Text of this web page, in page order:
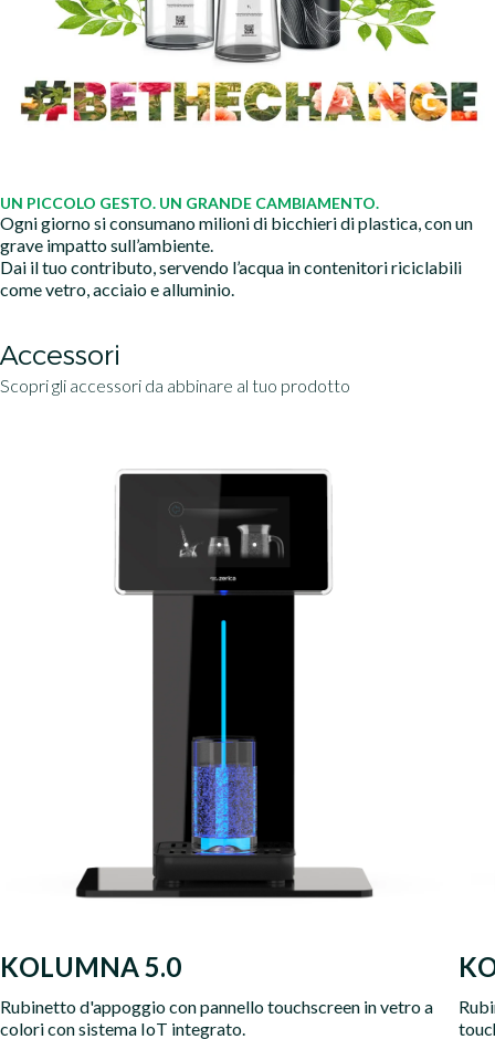
UN PICCOLO GESTO. UN GRANDE CAMBIAMENTO.
Ogni giorno si consumano milioni di bicchieri di plastica, con un
grave impatto sull’ambiente.
Dai il tuo contributo, servendo l’acqua in contenitori riciclabili
come vetro, acciaio e alluminio.
Accessori
Scopri gli accessori da abbinare al tuo prodotto
KOLUMNA 5.0
Rubinetto d'appoggio con pannello touchscreen in vetro a
colori con sistema IoT integrato.